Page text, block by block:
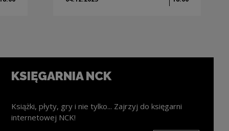
KSIĘGARNIA NCK
Książki, płyty, gry i nie tylko... Zajrzyj do księgarni
internetowej NCK!